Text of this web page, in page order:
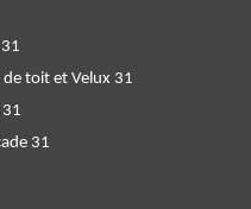
toit et Velux 31
31